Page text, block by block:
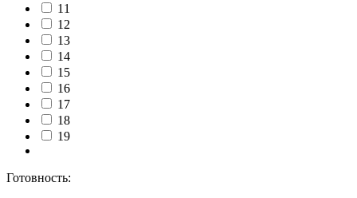
11
12
13
14
15
16
17
18
19
Готовность: